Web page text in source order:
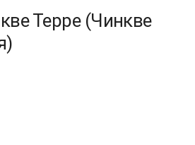
Терре (Чинкве